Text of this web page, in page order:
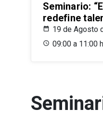
Seminario:
redefine
19 de Agosto
09:00 a 11:00